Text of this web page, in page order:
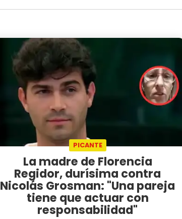
PICANTE
La madre de Florencia
Regidor, durísima contra
Nicolás Grosman: "Una pareja
tiene que actuar con
responsabilidad"